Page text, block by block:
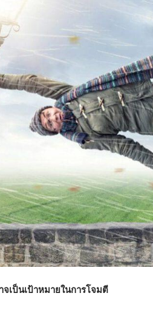
เป็นเป้าหมายในการโจมตี